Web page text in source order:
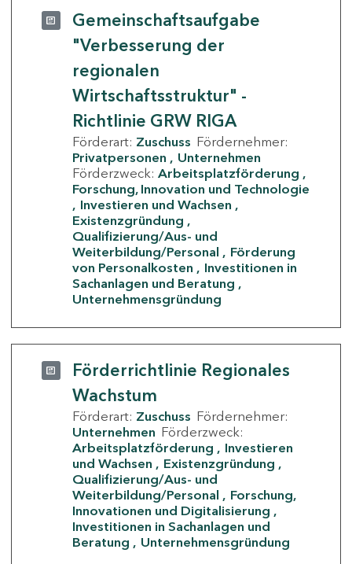
Gemeinschaftsaufgabe
"Verbesserung der
regionalen
Wirtschaftsstruktur" -
Richtlinie GRW RIGA
Förderart: Zuschuss Fördernehmer:
Privatpersonen
Unternehmen
Förderzweck: Arbeitsplatzförderung
Forschung, Innovation und Technologie
Investieren und Wachsen
Existenzgründung
Qualifizierung/Aus- und
Weiterbildung/Personal
Förderung
von Personalkosten
Investitionen in
Sachanlagen und Beratung
Unternehmensgründung
Förderrichtlinie Regionales
Wachstum
Förderart: Zuschuss Fördernehmer:
Unternehmen Förderzweck:
Arbeitsplatzförderung
Investieren
und Wachsen
Existenzgründung
Qualifizierung/Aus- und
Weiterbildung/Personal
Forschung,
Innovationen und Digitalisierung
Investitionen in Sachanlagen und
Beratung
Unternehmensgründung